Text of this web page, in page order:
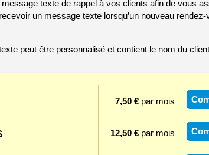
texte de rappel à vos clients afin de vous
un message texte lorsqu’un nouveau
peut être personnalisé et contient le nom du
7,50 € par mois
12,50 € par mois